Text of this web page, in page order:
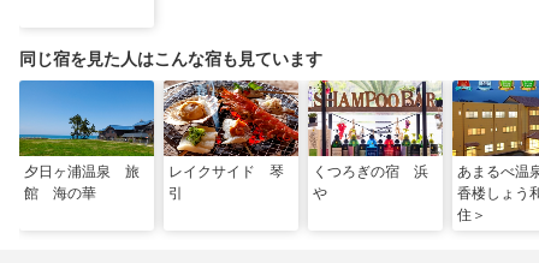
同じ宿を見た人はこんな宿も見ています
夕日ヶ浦温泉 旅
館 海の華
レイクサイド 琴
引
くつろぎの宿 浜
や
あまるべ
香楼しょう
住＞